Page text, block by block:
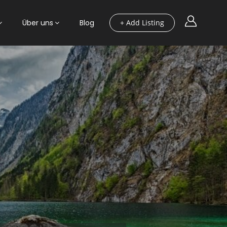
+ Add Listing
Über uns Blog